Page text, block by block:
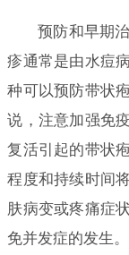
预防和早期
疹通常是由水痘
种可以预防带状
说，注意加强免
复活引起的带状
程度和持续时间
肤病变或疼痛症
免并发症的发生。